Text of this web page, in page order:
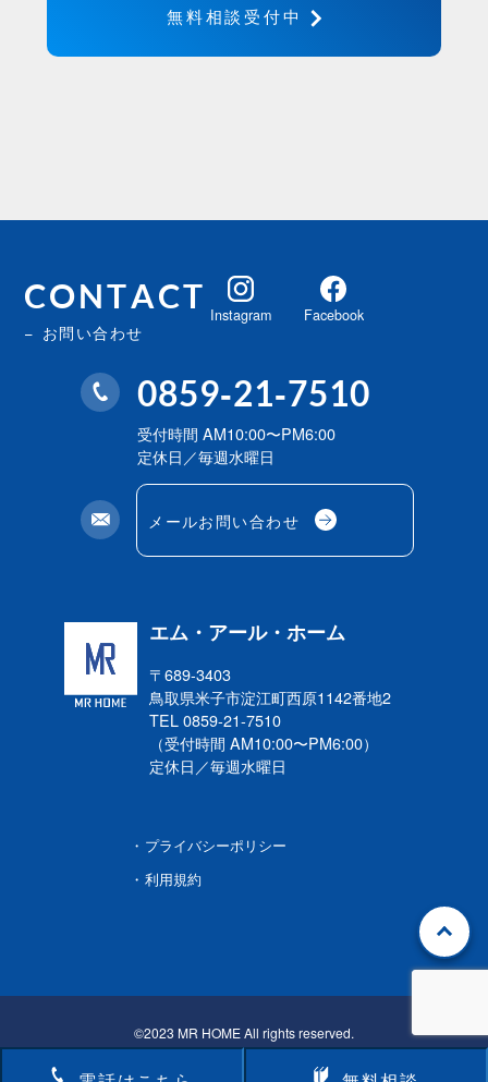
無料相談受付中
CONTACT
お問い合わせ
0859-21-7510
受付時間 AM10:00〜PM6:00
定休日／毎週水曜日
メールお問い合わせ
エム・アール・ホーム
〒689-3403
鳥取県米子市淀江町西原1142番地2
TEL 0859-21-7510
（受付時間 AM10:00〜PM6:00）
定休日／毎週水曜日
Instagram Facebook
プライバシーポリシー
利用規約
©2023 MR HOME All rights reserved.